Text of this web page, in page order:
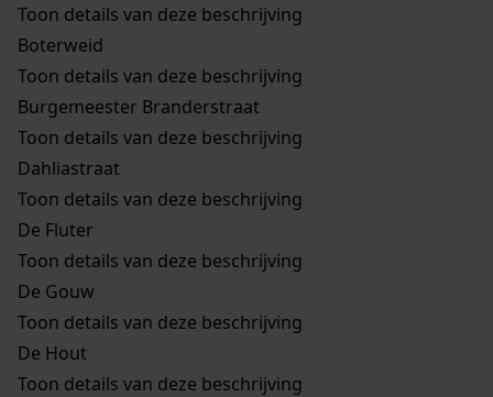
Toon details van deze beschrijving
Boterweid
Toon details van deze beschrijving
Burgemeester Branderstraat
Toon details van deze beschrijving
Dahliastraat
Toon details van deze beschrijving
De Fluter
Toon details van deze beschrijving
De Gouw
Toon details van deze beschrijving
De Hout
Toon details van deze beschrijving